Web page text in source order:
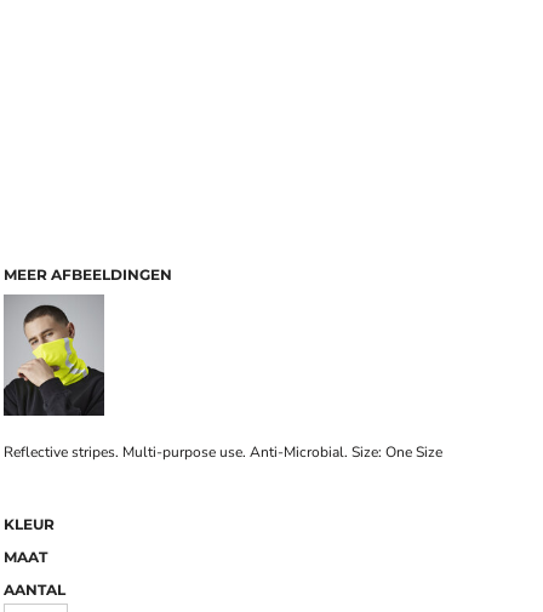
MEER AFBEELDINGEN
Reflective stripes. Multi-purpose use. Anti-Microbial. Size: One Size
KLEUR
MAAT
AANTAL